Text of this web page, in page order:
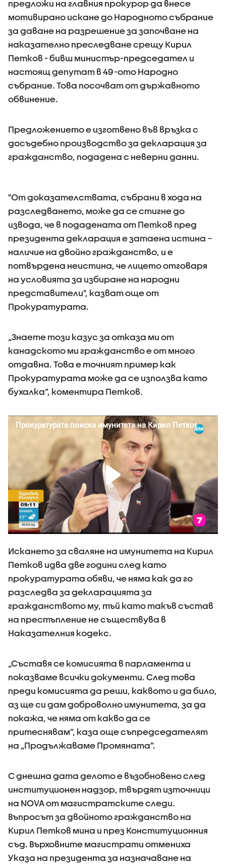
предложи на главния прокурор да внесе
мотивирано искане до Народното събрание
за даване на разрешение за започване на
наказателно преследване срещу Кирил
Петков - бивш министър-председател и
настоящ депутат в 49-ото Народно
събрание. Това посочват от държавното
обвинение.
Предложението е изготвено във връзка с
досъдебно производство за декларация за
гражданство, подадена с неверни данни.
"От доказателствата, събрани в хода на
разследването, може да се стигне до
извода, че в подадената от Петков пред
президента декларация е затаена истина –
наличие на двойно гражданство, и е
потвърдена неистина, че лицето отговаря
на условията за избиране на народни
представители", казват още от
Прокуратурата.
„Знаете този казус за отказа ми от
канадското ми гражданство е от много
отдавна. Това е точният пример как
Прокуратурата може да се използва като
бухалка”, коментира Петков.
Искането за сваляне на имунитета на Кирил
Петков идва две години след като
прокуратурата обяви, че няма как да го
разследва за декларацията за
гражданството му, тъй като такъв състав
на престъпление не съществува в
Наказателния кодекс.
„Съставя се комисията в парламента и
показваме всички документи. След това
преди комисията да реши, каквото и да било,
аз ще си дам доброволно имунитета, за да
покажа, че няма от какво да се
притеснявам”, каза още съпредседателят
на „Продължаваме Промяната”.
С днешна дата делото е възобновено след
институционен надзор, твърдят източници
на NOVA от магистратските следи.
Въпросът за двойното гражданство на
Кирил Петков мина и през Конституционния
съд. Върховните магистрати отмениха
Указа на президента за назначаване на